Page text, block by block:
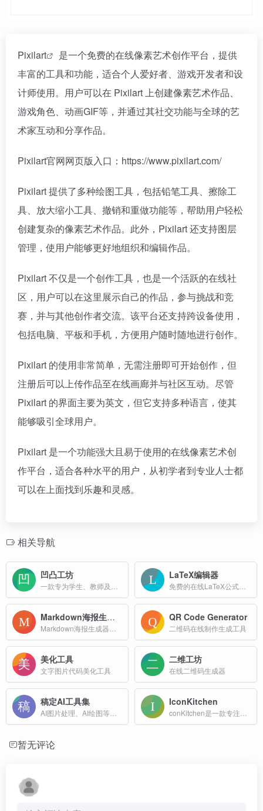
Pixilart
是一个免费的在线像素艺术创作平台，提供
丰富的工具和功能，适合个人爱好者、游戏开发者和设
计师使用。用户可以在 Pixilart 上创建像素艺术作品、
游戏角色、动画GIF等，并通过其社交功能与全球的艺
术家互动和分享作品。
Pixilart官网网页版入口：https://www.pixilart.com/
Pixilart 提供了多种绘图工具，包括铅笔工具、擦除工
具、放大缩小工具、撤销和重做功能等，帮助用户轻松
创建复杂的像素艺术作品。此外，Pixilart 还支持图层
管理，使用户能够更好地组织和编辑作品。
Pixilart 不仅是一个创作工具，也是一个活跃的在线社
区，用户可以在这里展示自己的作品，参与挑战和竞
赛，并与其他创作者交流。该平台还支持跨设备使用，
包括电脑、平板和手机，方便用户随时随地进行创作。
Pixilart 的使用非常简单，无需注册即可开始创作，但
注册后可以上传作品至在线画廊并与社区互动。尽管
Pixilart 的界面主要为英文，但它支持多种语言，使其
能够吸引全球用户。
Pixilart 是一个功能强大且易于使用的在线像素艺术创
作平台，适合各种水平的用户，从初学者到专业人士都
可以在上面找到乐趣和灵感。
相关导航
凹凸工坊 LaTeX编辑器
Markdown海报生成器 QR Code Generator
二维码在线制作生成工具
美化工具
文字图片代码美化工具
二维工坊
在线二维码生成器
稿定AI工具集 IconKitchen
暂无评论